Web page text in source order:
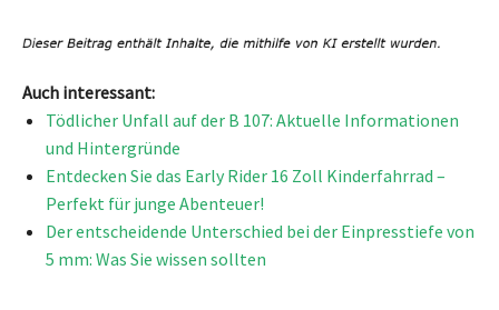
Auch interessant:
Tödlicher Unfall auf der B 107: Aktuelle Informationen
und Hintergründe
Entdecken Sie das Early Rider 16 Zoll Kinderfahrrad –
Perfekt für junge Abenteuer!
Der entscheidende Unterschied bei der Einpresstiefe von
5 mm: Was Sie wissen sollten